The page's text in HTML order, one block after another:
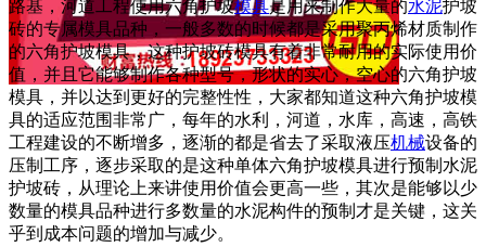
路基，河道工程使用六角护坡模具是用来制作大量的水泥护坡
砖的专属模具品种，一般多数的时候都是采用聚丙烯材质制作
的六角护坡模具，这种护坡砖模具有着非常耐用的实际使用价
值，并且它能够制作各种型号，形状的实心，空心的六角护坡
模具，并以达到更好的完整性性，大家都知道这种六角护坡模
具的适应范围非常广，每年的水利，河道，水库，高速，高铁
工程建设的不断增多，逐渐的都是省去了采取液压机械设备的
压制工序，逐步采取的是这种单体六角护坡模具进行预制水泥
护坡砖，从理论上来讲使用价值会更高一些，其次是能够以少
数量的模具品种进行多数量的水泥构件的预制才是关键，这关
乎到成本问题的增加与减少。